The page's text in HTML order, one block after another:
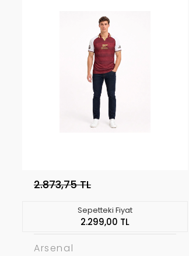
2.873,75 TL
Sepetteki Fiyat
2.299,00 TL
Arsenal